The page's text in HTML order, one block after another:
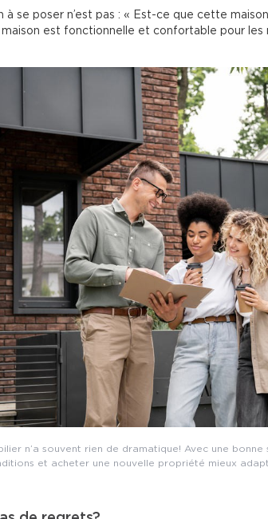
à se poser n’est pas : « Est-ce que cette
est fonctionnelle et confortable pour les
n’a souvent rien de dramatique! Avec une
et acheter une nouvelle propriété mieux